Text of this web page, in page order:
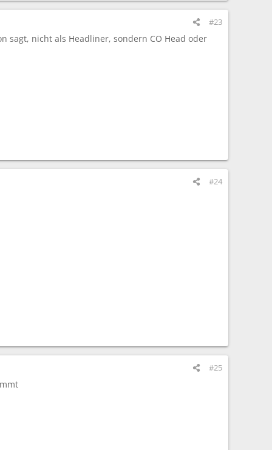
#23
sagt, nicht als Headliner, sondern CO Head oder
#24
#25